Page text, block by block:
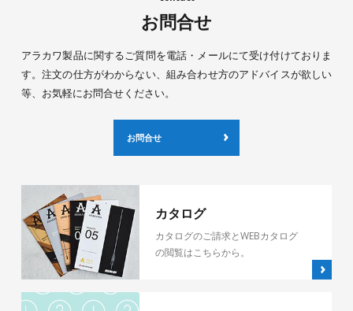
お問合せ
アラカワ製品に関するご質問を電話・メールにて受け付けておりま
す。注文の仕方がわからない、組み合わせ方のアドバイスが欲しい
等、お気軽にお問合せください。
お問合せ
カタログ
カタログのご請求とWEBカタログ
の閲覧はこちらから。